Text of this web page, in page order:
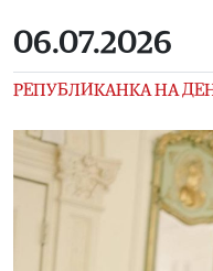
06.07.2026
РЕПУБЛИКАНКА НА